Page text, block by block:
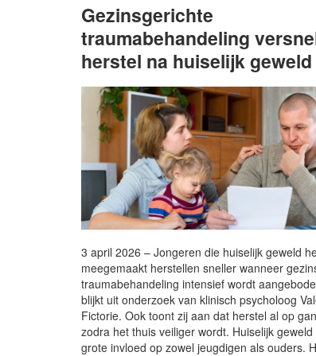
Gezinsgerichte
traumabehandeling
herstel na huiselijk geweld
3 april 2026 – Jongeren die huiselijk geweld
meegemaakt herstellen sneller wanneer
traumabehandeling intensief wordt
blijkt uit onderzoek van klinisch psycholoog
Fictorie. Ook toont zij aan dat herstel al op
zodra het thuis veiliger wordt. Huiselijk
grote invloed op zowel jeugdigen als ouders.